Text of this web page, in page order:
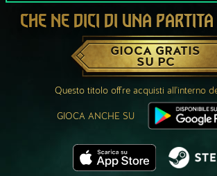
CHE NE DICI DI UNA
GIOCA GRATIS
SU PC
Questo titolo offre acquisti all'interno
GIOCA ANCHE SU